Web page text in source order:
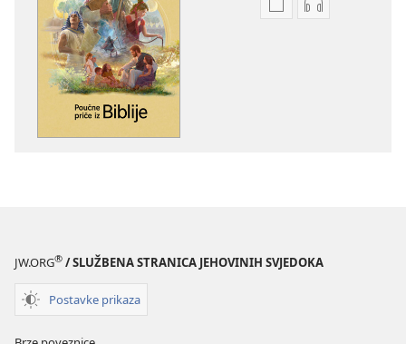
PostavkePostavke
JW.ORG® / SLUŽBENA STRANICA JEHOVINIH SVJEDOKA
Postavke prikaza